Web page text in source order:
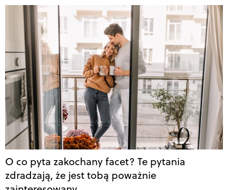
O co pyta zakochany facet? Te pytania
zdradzają, że jest tobą poważnie